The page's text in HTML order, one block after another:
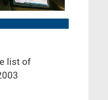
list of